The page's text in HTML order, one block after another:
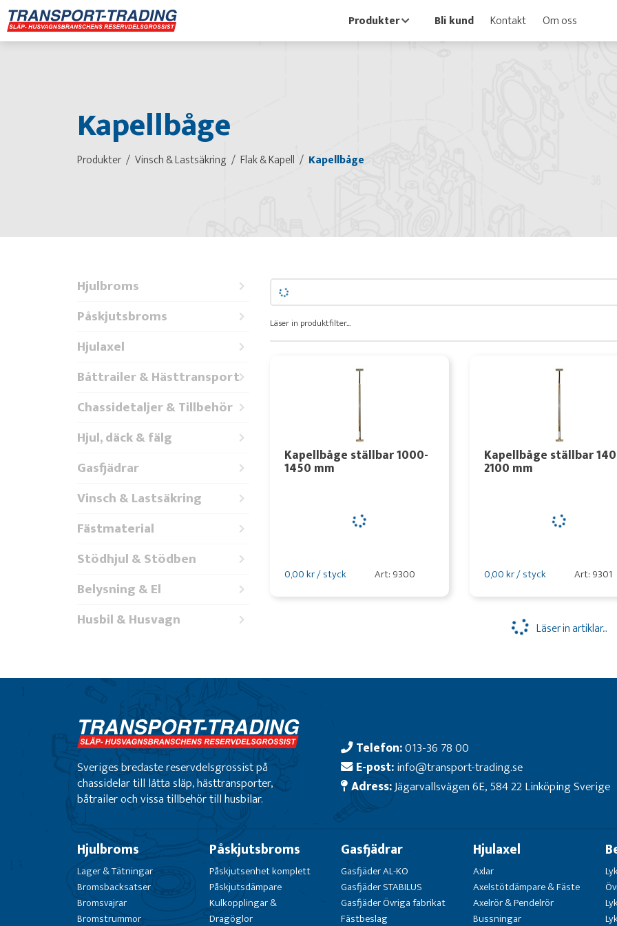
Produkter Bli kund Kontakt Om oss
Kapellbåge
Produkter Vinsch & Lastsäkring Flak & Kapell Kapellbåge
Hjulbroms
Påskjutsbroms
Hjulaxel
Båttrailer & Hästtransport
Chassidetaljer & Tillbehör
Hjul, däck & fälg
Gasfjädrar
Vinsch & Lastsäkring
Fästmaterial
Stödhjul & Stödben
Belysning & El
Husbil & Husvagn
Läser in produktfilter...
Kapellbåge ställbar 1000-
1450 mm
0,00 kr / styck Art: 9300
Kapellbåge ställbar
2100 mm
0,00 kr / styck Art: 9301
Läser in artiklar...
Sveriges bredaste reservdelsgrossist på
chassidelar till lätta släp, hästtransporter,
båtrailer och vissa tillbehör till husbilar.
Telefon:013-36 78 00
E-post:info@transport-trading.se
Adress:Jägarvallsvägen 6E, 584 22 Linköping Sverige
Hjulbroms
Lager & Tätningar
Bromsbacksatser
Bromsvajrar
Bromstrummor
Påskjutsbroms
Påskjutsenhet komplett
Påskjutsdämpare
Kulkopplingar &
Dragöglor
Gasfjädrar
Gasfjäder AL-KO
Gasfjäder STABILUS
Gasfjäder Övriga fabrikat
Fästbeslag
Hjulaxel
Axlar
Axelstötdämpare & Fäste
Axelrör & Pendelrör
Bussningar